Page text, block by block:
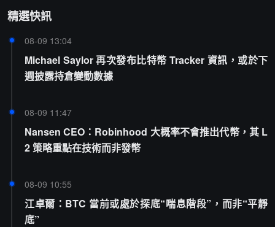
精選快訊
08-09 13:04
Michael Saylor 再次發布比特幣 Tracker 資訊，或於下
週披露持倉變動數據
08-09 11:47
Nansen CEO：Robinhood 大概率不會推出代幣，其 L
2 策略重點在技術而非發幣
08-09 10:55
江卓爾：BTC 當前或處於探底“喘息階段”，而非“平靜
底”